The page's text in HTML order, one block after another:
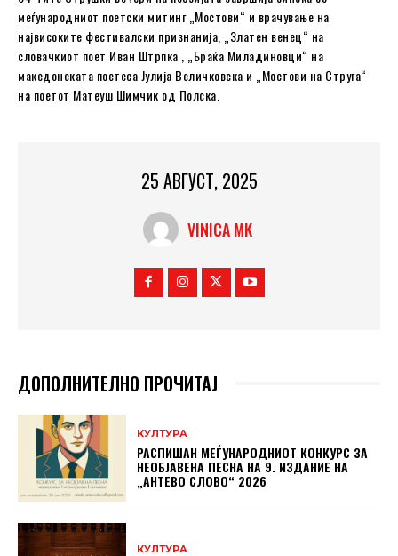
меѓународниот поетски митинг „Мостови“ и врачување на
највисоките фестивалски признанија, „Златен венец“ на
словачкиот поет Иван Штрпка , „Браќа Миладиновци“ на
македонската поетеса Јулија Величковска и „Мостови на Струга“
на поетот Матеуш Шимчик од Полска.
25 АВГУСТ, 2025
VINICA MK
ДОПОЛНИТЕЛНО ПРОЧИТАЈ
КУЛТУРА
РАСПИШАН МЕЃУНАРОДНИОТ КОНКУРС ЗА
НЕОБЈАВЕНА ПЕСНА НА 9. ИЗДАНИЕ НА
„АНТЕВО СЛОВО“ 2026
КУЛТУРА